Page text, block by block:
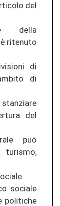
del
della
ritenuto
di
di
del
può
sociale
politiche